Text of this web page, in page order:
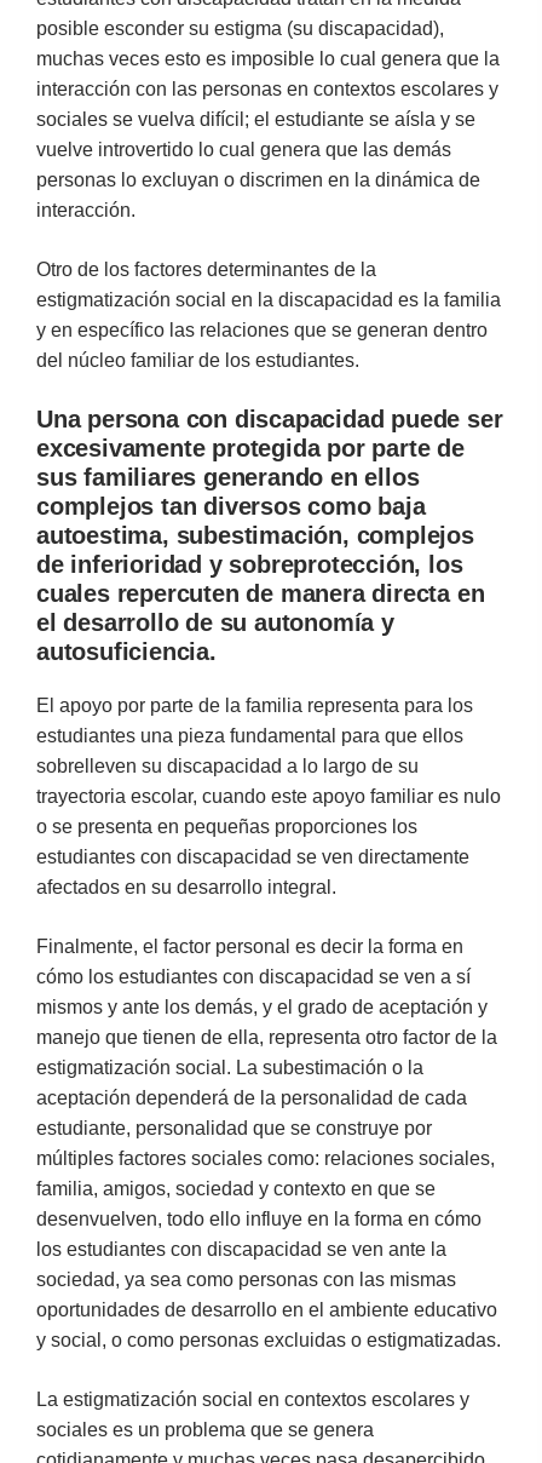
posible esconder su estigma (su discapacidad),
muchas veces esto es imposible lo cual genera que la
interacción con las personas en contextos escolares y
sociales se vuelva difícil; el estudiante se aísla y se
vuelve introvertido lo cual genera que las demás
personas lo excluyan o discrimen en la dinámica de
interacción.
Otro de los factores determinantes de la
estigmatización social en la discapacidad es la familia
y en específico las relaciones que se generan dentro
del núcleo familiar de los estudiantes.
Una persona con discapacidad puede ser
excesivamente protegida por parte de
sus familiares generando en ellos
complejos tan diversos como baja
autoestima, subestimación, complejos
de inferioridad y sobreprotección, los
cuales repercuten de manera directa en
el desarrollo de su autonomía y
autosuficiencia.
El apoyo por parte de la familia representa para los
estudiantes una pieza fundamental para que ellos
sobrelleven su discapacidad a lo largo de su
trayectoria escolar, cuando este apoyo familiar es nulo
o se presenta en pequeñas proporciones los
estudiantes con discapacidad se ven directamente
afectados en su desarrollo integral.
Finalmente, el factor personal es decir la forma en
cómo los estudiantes con discapacidad se ven a sí
mismos y ante los demás, y el grado de aceptación y
manejo que tienen de ella, representa otro factor de la
estigmatización social. La subestimación o la
aceptación dependerá de la personalidad de cada
estudiante, personalidad que se construye por
múltiples factores sociales como: relaciones sociales,
familia, amigos, sociedad y contexto en que se
desenvuelven, todo ello influye en la forma en cómo
los estudiantes con discapacidad se ven ante la
sociedad, ya sea como personas con las mismas
oportunidades de desarrollo en el ambiente educativo
y social, o como personas excluidas o estigmatizadas.
La estigmatización social en contextos escolares y
sociales es un problema que se genera